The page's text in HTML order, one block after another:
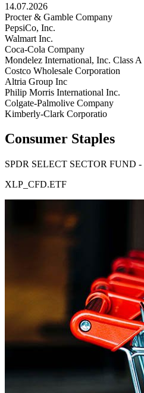
14.07.2026
Procter & Gamble Company
PepsiCo, Inc.
Walmart Inc.
Coca-Cola Company
Mondelez International, Inc. Class A
Costco Wholesale Corporation
Altria Group Inc
Philip Morris International Inc.
Colgate-Palmolive Company
Kimberly-Clark Corporatio
Consumer Staples
SPDR SELECT SECTOR FUND
XLP_CFD.ETF